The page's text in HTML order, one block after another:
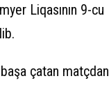
Liqasının 9-cu
çatan matçdan